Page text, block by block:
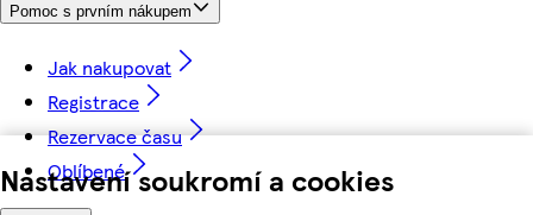
Nastavení soukromí a cookies
Pomoc s prvním nákupem
Jak nakupovat
Registrace
Rezervace času
Oblíbené